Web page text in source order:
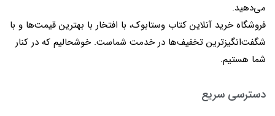
می‌دهید.
فروشگاه خرید آنلاین کتاب وستابوک، با افتخار با بهترین قیمت‌ها و با
شگفت‌انگیزترین تخفیف‌ها در خدمت شماست. خوشحالیم که در کنار
شما هستیم.
دسترسی سریع